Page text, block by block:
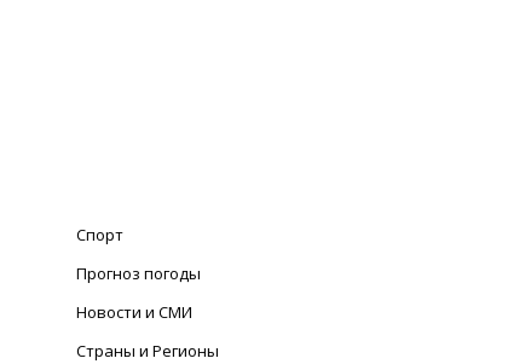
Спорт
Прогноз погоды
Новости и СМИ
Страны и Регионы